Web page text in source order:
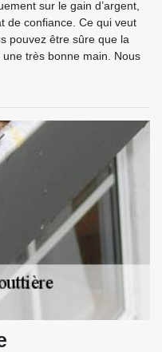
sur le gain d’argent,
de confiance. Ce qui veut
pouvez être sûre que la
très bonne main. Nous